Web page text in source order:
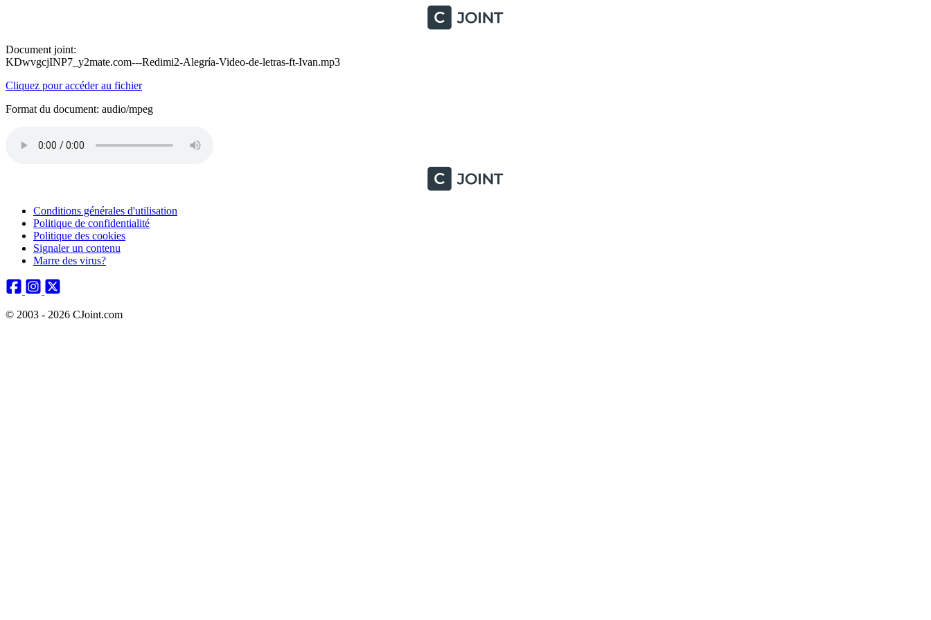
Document joint:
KDwvgcjINP7_y2mate.com---Redimi2-Alegría-Video-de-letras-ft-Ivan.mp3
Cliquez pour accéder au fichier
Format du document: audio/mpeg
Conditions générales d'utilisation
Politique de confidentialité
Politique des cookies
Signaler un contenu
Marre des virus?
© 2003 - 2026 CJoint.com